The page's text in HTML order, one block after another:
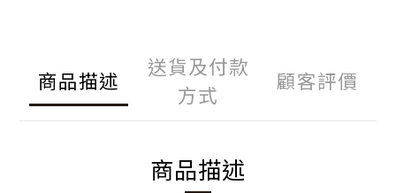
商品描述
送貨及付款
方式
顧客評價
商品描述